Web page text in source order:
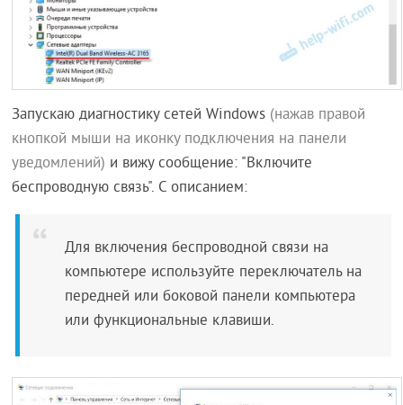
Запускаю диагностику сетей Windows (нажав правой
кнопкой мыши на иконку подключения на панели
уведомлений) и вижу сообщение: "Включите
беспроводную связь". С описанием:
Для включения беспроводной связи на
компьютере используйте переключатель на
передней или боковой панели компьютера
или функциональные клавиши.